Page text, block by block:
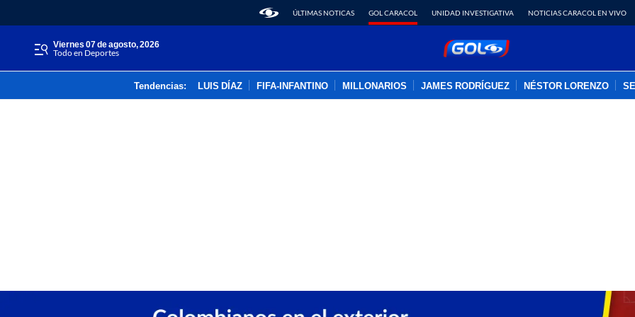
ÚLTIMAS NOTICAS GOL CARACOL UNIDAD INVESTIGATIVA NOTICIAS CARACOL EN VIVO
viernes 07 de agosto, 2026
Todo en Deportes
Tendencias: LUIS DÍAZ FIFA-INFANTINO MILLONARIOS JAMES RODRÍGUEZ NÉSTOR LORENZO